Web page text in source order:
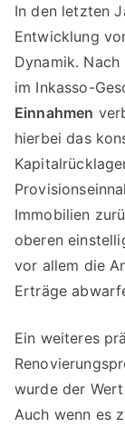
In den letzten
Entwicklung
Dynamik.
im Inkasso-
Einnahmen
hierbei das
Immobilien
oberen
vor allem die
Erträge
Ein weiteres
wurde der
Auch wenn es